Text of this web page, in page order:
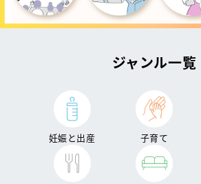
ジャンル一覧
妊娠と出産 子育て